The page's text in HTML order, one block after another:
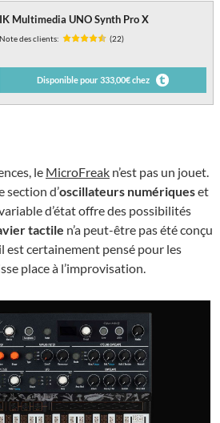
IK Multimedia UNO Synth Pro X
Note des clients: (22)
Disponible pour 333,00€ chez
le MicroFreak n’est pas un jouet.
section d’oscillateurs numériqueset
d’état offre des possibilités
tactile n’a peut-être pas été conçu
est certainement pensé pour les
place à l’improvisation.